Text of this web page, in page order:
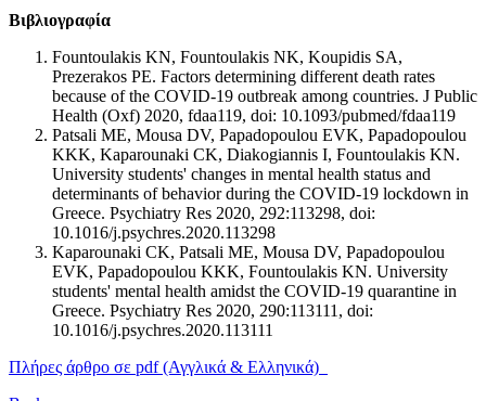
Bιβλιογραφία
Fountoulakis KN, Fountoulakis NK, Koupidis SA,
Prezerakos PE. Factors determining different death rates
because of the COVID-19 outbreak among countries. J Public
Health (Oxf) 2020, fdaa119, doi: 10.1093/pubmed/fdaa119
Patsali ME, Mousa DV, Papadopoulou EVK, Papadopoulou
KKK, Kaparounaki CK, Diakogiannis I, Fountoulakis KN.
University students' changes in mental health status and
determinants of behavior during the COVID-19 lockdown in
Greece. Psychiatry Res 2020, 292:113298, doi:
10.1016/j.psychres.2020.113298
Kaparounaki CK, Patsali ME, Mousa DV, Papadopoulou
EVK, Papadopoulou KKK, Fountoulakis KN. University
students' mental health amidst the COVID-19 quarantine in
Greece. Psychiatry Res 2020, 290:113111, doi:
10.1016/j.psychres.2020.113111
Πλήρες άρθρο σε pdf (Αγγλικά & Ελληνικά)